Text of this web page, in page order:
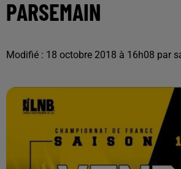
PARSEMAIN
Modifié : 18 octobre 2018 à 16h08 par